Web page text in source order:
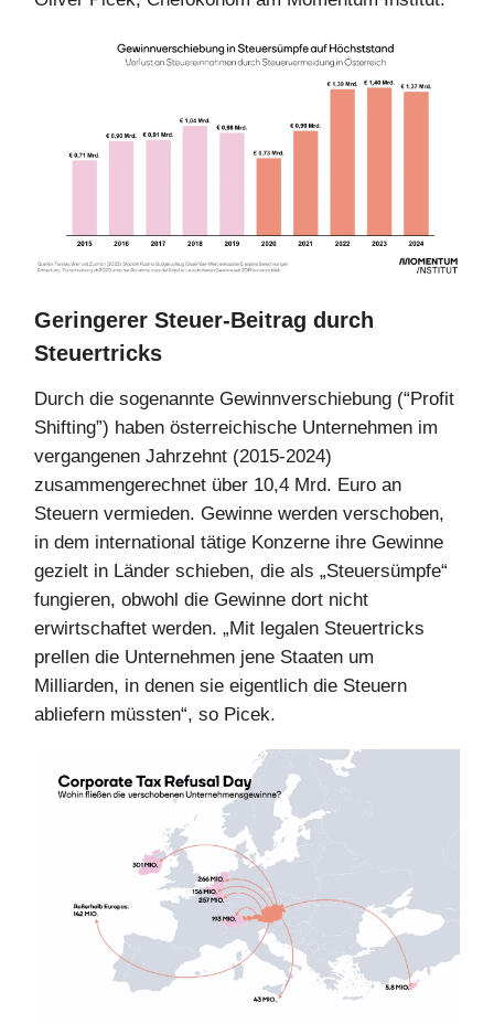
Geringerer Steuer-Beitrag durch
Steuertricks
Durch die sogenannte Gewinnverschiebung (“Profit
Shifting”) haben österreichische Unternehmen im
vergangenen Jahrzehnt (2015-2024)
zusammengerechnet über 10,4 Mrd. Euro an
Steuern vermieden. Gewinne werden verschoben,
in dem international tätige Konzerne ihre Gewinne
gezielt in Länder schieben, die als „Steuersümpfe“
fungieren, obwohl die Gewinne dort nicht
erwirtschaftet werden. „Mit legalen Steuertricks
prellen die Unternehmen jene Staaten um
Milliarden, in denen sie eigentlich die Steuern
abliefern müssten“, so Picek.